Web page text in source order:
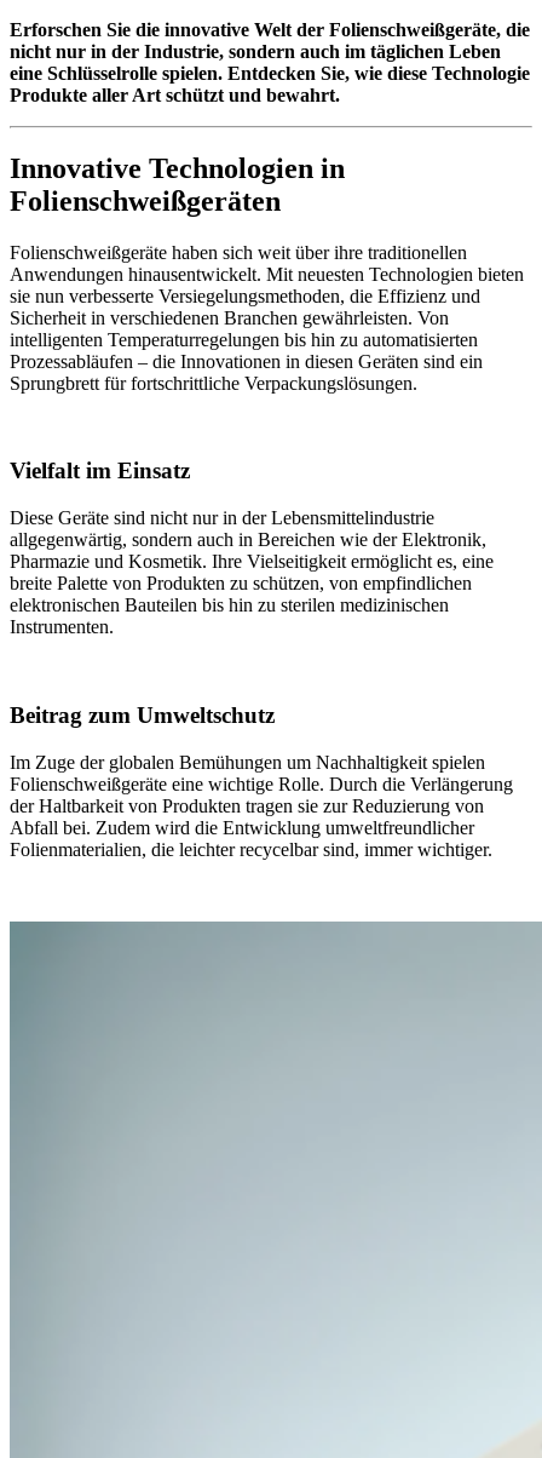
Erforschen Sie die innovative Welt der Folienschweißgeräte, die
nicht nur in der Industrie, sondern auch im täglichen Leben
eine Schlüsselrolle spielen. Entdecken Sie, wie diese Technologie
Produkte aller Art schützt und bewahrt.
Innovative Technologien in
Folienschweißgeräten
Folienschweißgeräte haben sich weit über ihre traditionellen
Anwendungen hinausentwickelt. Mit neuesten Technologien bieten
sie nun verbesserte Versiegelungsmethoden, die Effizienz und
Sicherheit in verschiedenen Branchen gewährleisten. Von
intelligenten Temperaturregelungen bis hin zu automatisierten
Prozessabläufen – die Innovationen in diesen Geräten sind ein
Sprungbrett für fortschrittliche Verpackungslösungen.
Vielfalt im Einsatz
Diese Geräte sind nicht nur in der Lebensmittelindustrie
allgegenwärtig, sondern auch in Bereichen wie der Elektronik,
Pharmazie und Kosmetik. Ihre Vielseitigkeit ermöglicht es, eine
breite Palette von Produkten zu schützen, von empfindlichen
elektronischen Bauteilen bis hin zu sterilen medizinischen
Instrumenten.
Beitrag zum Umweltschutz
Im Zuge der globalen Bemühungen um Nachhaltigkeit spielen
Folienschweißgeräte eine wichtige Rolle. Durch die Verlängerung
der Haltbarkeit von Produkten tragen sie zur Reduzierung von
Abfall bei. Zudem wird die Entwicklung umweltfreundlicher
Folienmaterialien, die leichter recycelbar sind, immer wichtiger.